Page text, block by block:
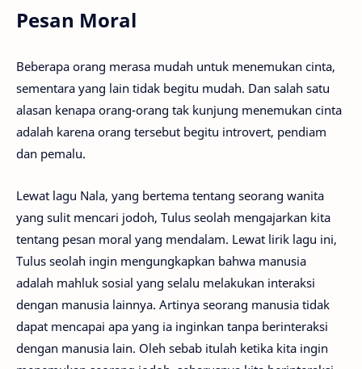
Pesan Moral
Beberapa orang merasa mudah untuk menemukan cinta,
sementara yang lain tidak begitu mudah. Dan salah satu
alasan kenapa orang-orang tak kunjung menemukan cinta
adalah karena orang tersebut begitu introvert, pendiam
dan pemalu.
Lewat lagu Nala, yang bertema tentang seorang wanita
yang sulit mencari jodoh, Tulus seolah mengajarkan kita
tentang pesan moral yang mendalam. Lewat lirik lagu ini,
Tulus seolah ingin mengungkapkan bahwa manusia
adalah mahluk sosial yang selalu melakukan interaksi
dengan manusia lainnya. Artinya seorang manusia tidak
dapat mencapai apa yang ia inginkan tanpa berinteraksi
dengan manusia lain. Oleh sebab itulah ketika kita ingin